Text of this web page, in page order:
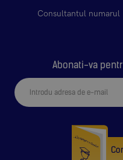
Consultantul numarul
Abonati-va